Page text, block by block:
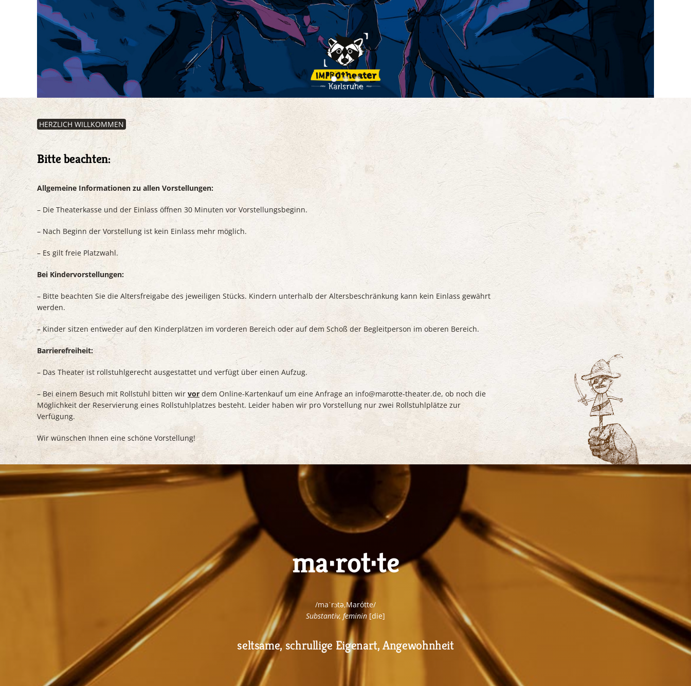
HERZLICH WILLKOMMEN
Bitte beachten:
Allgemeine Informationen zu allen Vorstellungen:
– Die Theaterkasse und der Einlass öffnen 30 Minuten vor Vorstellungsbeginn.
– Nach Beginn der Vorstellung ist kein Einlass mehr möglich.
– Es gilt freie Platzwahl.
Bei Kindervorstellungen:
– Bitte beachten Sie die Altersfreigabe des jeweiligen Stücks. Kindern unterhalb der Altersbeschränkung kann kein Einlass gewährt
werden.
– Kinder sitzen entweder auf den Kinderplätzen im vorderen Bereich oder auf dem Schoß der Begleitperson im oberen Bereich.
Barrierefreiheit:
– Das Theater ist rollstuhlgerecht ausgestattet und verfügt über einen Aufzug.
– Bei einem Besuch mit Rollstuhl bitten wir vordem Online-Kartenkauf um eine Anfrage an info@marotte-theater.de, ob noch die
Möglichkeit der Reservierung eines Rollstuhlplatzes besteht. Leider haben wir pro Vorstellung nur zwei Rollstuhlplätze zur
Verfügung.
Wir wünschen Ihnen eine schöne Vorstellung!
ma·rot·te
/maˈrɔtə,Marótte/
Substantiv, feminin [die]
seltsame, schrullige Eigenart, Angewohnheit